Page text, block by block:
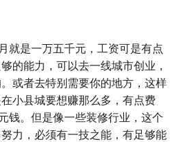
就是一万五千元，工资可是有点
的能力，可以去一线城市创业，
或者去特别需要你的地方，这样
小县城要想赚那么多，有点费
钱。但是像一些装修行业，这个
力，必须有一技之能，有足够能